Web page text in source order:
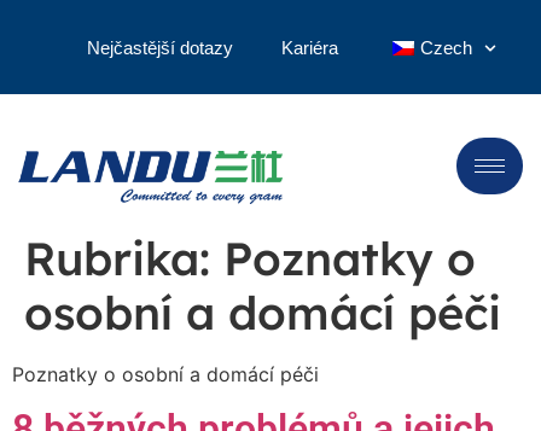
Nejčastější dotazy Kariéra Czech
Rubrika: Poznatky o
osobní a domácí péči
Poznatky o osobní a domácí péči